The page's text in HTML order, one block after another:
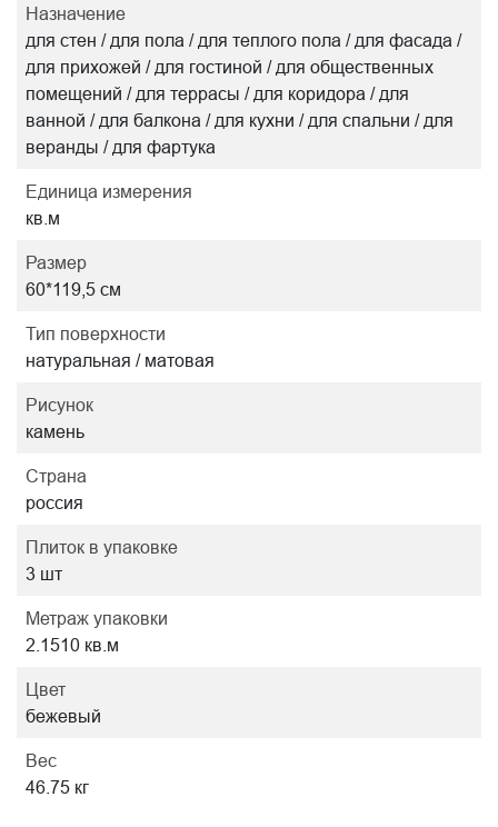
Назначение
для стен / для пола / для теплого пола / для фасада /
для прихожей / для гостиной / для общественных
помещений / для террасы / для коридора / для
ванной / для балкона / для кухни / для спальни / для
веранды / для фартука
Единица измерения
кв.м
Размер
60*119,5 см
Тип поверхности
натуральная / матовая
Рисунок
камень
Страна
россия
Плиток в упаковке
3 шт
Метраж упаковки
2.1510 кв.м
Цвет
бежевый
Вес
46.75 кг